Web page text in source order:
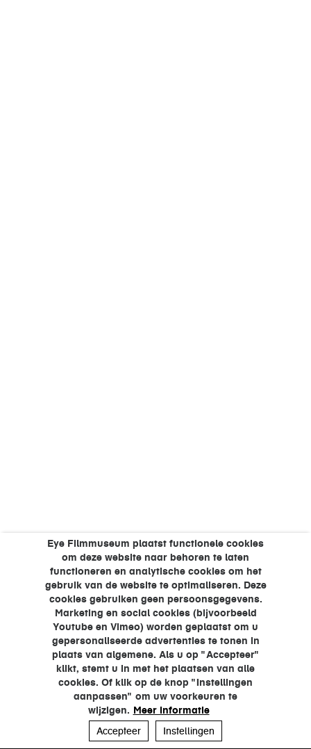
Eye Filmmuseum plaatst functionele cookies
om deze website naar behoren te laten
functioneren en analytische cookies om het
gebruik van de website te optimaliseren. Deze
cookies gebruiken geen persoonsgegevens.
Marketing en social cookies (bijvoorbeeld
Youtube en Vimeo) worden geplaatst om u
gepersonaliseerde advertenties te tonen in
plaats van algemene. Als u op "Accepteer"
klikt, stemt u in met het plaatsen van alle
cookies. Of klik op de knop "Instellingen
aanpassen" om uw voorkeuren te
wijzigen. Meer informatie
Accepteer
Instellingen